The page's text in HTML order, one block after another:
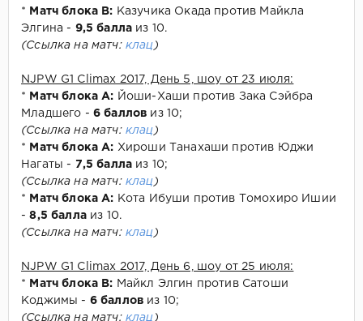
* Матч блока В: Казучика Окада против Майкла
Элгина - 9,5 балла из 10.
(Ссылка на матч: клац)
NJPW G1 Climax 2017, День 5, шоу от 23 июля:
*
Матч блока А: Йоши-Хаши против Зака Сэйбра
Младшего - 6 баллов из 10;
(Ссылка на матч: клац)
* Матч блока А: Хироши Танахаши против Юджи
Нагаты - 7,5 балла из 10;
(Ссылка на матч: клац)
* Матч блока А: Кота Ибуши против Томохиро Ишии
-8,5 баллаиз 10.
(Ссылка на матч: клац)
NJPW G1 Climax 2017, День 6, шоу от 25 июля:
*
Матч блока В: Майкл Элгин против Сатоши
Коджимы - 6 баллов из 10;
(Ссылка на матч: клац)